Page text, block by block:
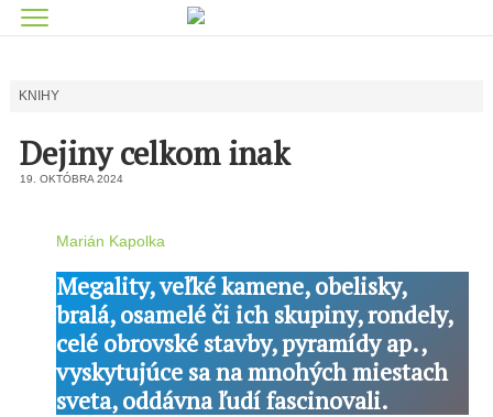
KNIHY
Dejiny celkom inak
19. OKTÓBRA 2024
Marián Kapolka
Megality, veľké kamene, obelisky,
bralá, osamelé či ich skupiny, rondely,
celé obrovské stavby, pyramídy ap.,
vyskytujúce sa na mnohých miestach
sveta, oddávna ľudí fascinovali.